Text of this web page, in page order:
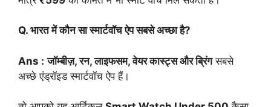
Q. भारत में कौन सा स्मार्टवॉच ऐप सबसे अच्छा है?
Ans : जॉम्बीज़, रन, लाइफसम, वेयर कास्ट्स और ब्रिंगसबसे
अच्छे एंड्रॉइड स्मार्टवॉच ऐप हैं।